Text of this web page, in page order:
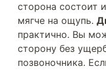
сторона состоит
мягче на ощупь.
практично. Вы
сторону без
позвоночника.